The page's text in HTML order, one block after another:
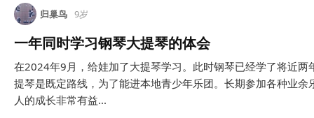
归巢鸟 9岁
一年同时学习钢琴大提琴的体会
在2024年9月，给娃加了大提琴学习。此时钢琴已经学了将近
提琴是既定路线，为了能进本地青少年乐团。长期参加各种业
人的成长非常有益...